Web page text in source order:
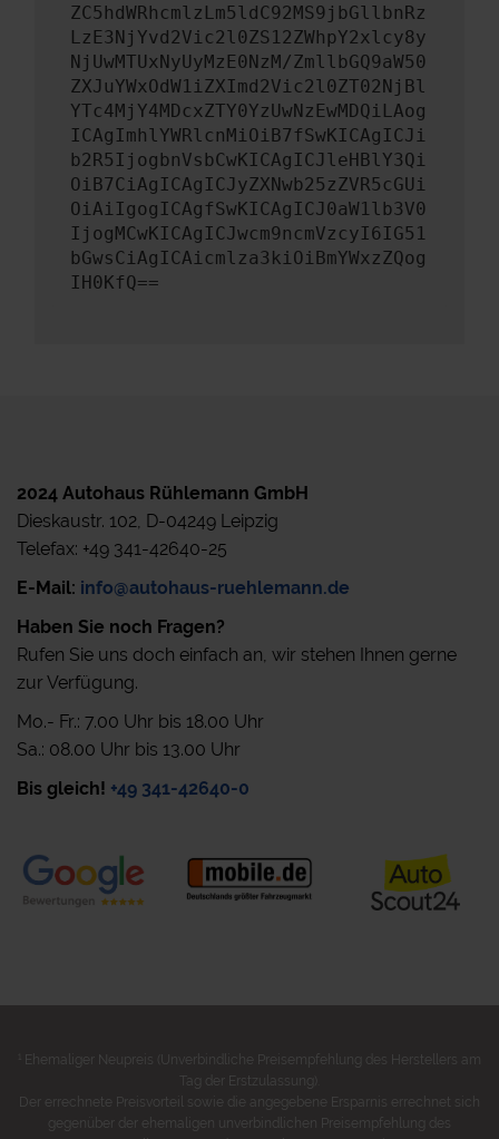
ZC5hdWRhcmlzLm5ldC92MS9jbGllbnRz
LzE3NjYvd2Vic2l0ZS12ZWhpY2xlcy8y
NjUwMTUxNyUyMzE0NzM/ZmllbGQ9aW50
ZXJuYWxOdW1iZXImd2Vic2l0ZT02NjBl
YTc4MjY4MDcxZTY0YzUwNzEwMDQiLAog
ICAgImhlYWRlcnMiOiB7fSwKICAgICJi
b2R5IjogbnVsbCwKICAgICJleHBlY3Qi
OiB7CiAgICAgICJyZXNwb25zZVR5cGUi
OiAiIgogICAgfSwKICAgICJ0aW1lb3V0
IjogMCwKICAgICJwcm9ncmVzcyI6IG51
bGwsCiAgICAicmlza3kiOiBmYWxzZQog
IH0KfQ==
2024 Autohaus Rühlemann GmbH
Dieskaustr. 102, D-04249 Leipzig
Telefax: +49 341-42640-25
E-Mail: info@autohaus-ruehlemann.de
Haben Sie noch Fragen?
Rufen Sie uns doch einfach an, wir stehen Ihnen gerne
zur Verfügung.
Mo.- Fr.: 7.00 Uhr bis 18.00 Uhr
Sa.: 08.00 Uhr bis 13.00 Uhr
Bis gleich! +49 341-42640-0
Ehemaliger Neupreis (Unverbindliche Preisempfehlung des Herstellers am
Tag der Erstzulassung).
Der errechnete Preisvorteil sowie die angegebene Ersparnis errechnet sich
gegenüber der ehemaligen unverbindlichen Preisempfehlung des